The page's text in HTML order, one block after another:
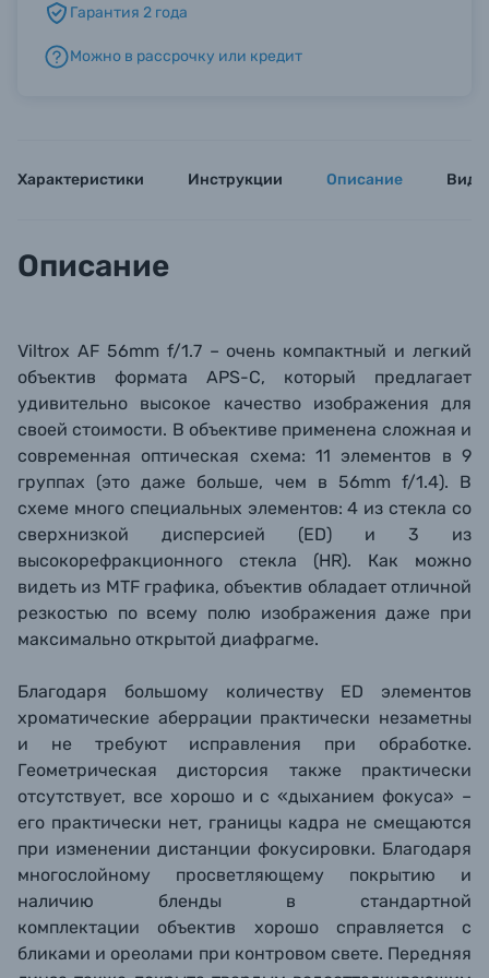
Б/У фототехника (Комиссионные товары)
Гарантия 2 года
Можно в рассрочку или кредит
Характеристики Инструкции Описание
Описание
Viltrox AF 56mm f/1.7 – очень компактный и легкий
объектив формата APS-C, который предлагает
удивительно высокое качество изображения для
своей стоимости. В объективе применена сложная и
современная оптическая схема: 11 элементов в 9
группах (это даже больше, чем в 56mm f/1.4). В
схеме много специальных элементов: 4 из стекла со
сверхнизкой дисперсией (ED) и 3 из
высокорефракционного стекла (HR). Как можно
видеть из MTF графика, объектив обладает отличной
резкостью по всему полю изображения даже при
максимально открытой диафрагме.
Благодаря большому количеству ED элементов
хроматические аберрации практически незаметны
и не требуют исправления при обработке.
Геометрическая дисторсия также практически
отсутствует, все хорошо и с «дыханием фокуса» –
его практически нет, границы кадра не смещаются
при изменении дистанции фокусировки. Благодаря
многослойному просветляющему покрытию и
наличию бленды в стандартной
комплектации объектив хорошо справляется с
бликами и ореолами при контровом свете. Передняя